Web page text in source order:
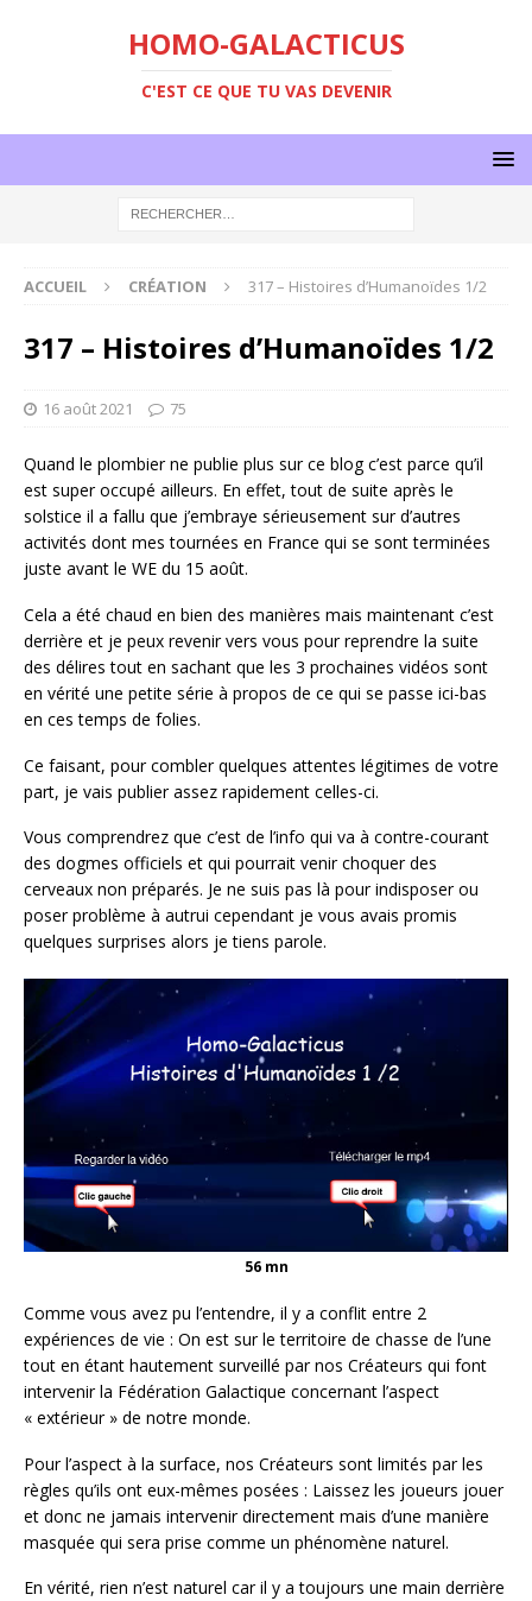
HOMO-GALACTICUS
C'EST CE QUE TU VAS DEVENIR
ACCUEIL CRÉATION 317 – Histoires d’Humanoïdes 1/2
317 – Histoires d’Humanoïdes 1/2
16 août 2021 75
Quand le plombier ne publie plus sur ce blog c’est parce qu’il
est super occupé ailleurs. En effet, tout de suite après le
solstice il a fallu que j’embraye sérieusement sur d’autres
activités dont mes tournées en France qui se sont terminées
juste avant le WE du 15 août.
Cela a été chaud en bien des manières mais maintenant c’est
derrière et je peux revenir vers vous pour reprendre la suite
des délires tout en sachant que les 3 prochaines vidéos sont
en vérité une petite série à propos de ce qui se passe ici-bas
en ces temps de folies.
Ce faisant, pour combler quelques attentes légitimes de votre
part, je vais publier assez rapidement celles-ci.
Vous comprendrez que c’est de l’info qui va à contre-courant
des dogmes officiels et qui pourrait venir choquer des
cerveaux non préparés. Je ne suis pas là pour indisposer ou
poser problème à autrui cependant je vous avais promis
quelques surprises alors je tiens parole.
56 mn
Comme vous avez pu l’entendre, il y a conflit entre 2
expériences de vie : On est sur le territoire de chasse de l’une
tout en étant hautement surveillé par nos Créateurs qui font
intervenir la Fédération Galactique concernant l’aspect
« extérieur » de notre monde.
Pour l’aspect à la surface, nos Créateurs sont limités par les
règles qu’ils ont eux-mêmes posées : Laissez les joueurs jouer
et donc ne jamais intervenir directement mais d’une manière
masquée qui sera prise comme un phénomène naturel.
En vérité, rien n’est naturel car il y a toujours une main derrière